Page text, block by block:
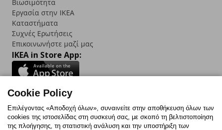
Βιωσιμότητα
Εργασία στην IKEA
Καταστήματα
Συχνές Ερωτήσεις
Επικοινωνήστε μαζί μας
IKEA in Store App:
Follow us:
FacebookInstagram
TikTokYoutubePinterestTwitter
Cookie Policy
Επιλέγοντας «Αποδοχή όλων», συναινείτε στην αποθήκευση όλων των
cookies της ιστοσελίδας στη συσκευή σας, με σκοπό τη βελτιστοποίηση
της πλοήγησης, τη στατιστική ανάλυση και την υποστήριξη των